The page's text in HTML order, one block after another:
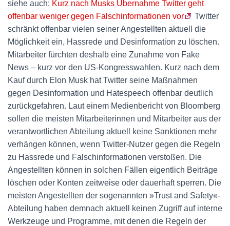
siehe auch: Kurz nach Musks Übernahme Twitter geht
offenbar weniger gegen Falschinformationen vor
Twitter
schränkt offenbar vielen seiner Angestellten aktuell die
Möglichkeit ein, Hassrede und Desinformation zu löschen.
Mitarbeiter fürchten deshalb eine Zunahme von Fake
News – kurz vor den US-Kongresswahlen. Kurz nach dem
Kauf durch Elon Musk hat Twitter seine Maßnahmen
gegen Desinformation und Hatespeech offenbar deutlich
zurückgefahren. Laut einem Medienbericht von Bloomberg
sollen die meisten Mitarbeiterinnen und Mitarbeiter aus der
verantwortlichen Abteilung aktuell keine Sanktionen mehr
verhängen können, wenn Twitter-Nutzer gegen die Regeln
zu Hassrede und Falschinformationen verstoßen. Die
Angestellten können in solchen Fällen eigentlich Beiträge
löschen oder Konten zeitweise oder dauerhaft sperren. Die
meisten Angestellten der sogenannten »Trust and Safety«-
Abteilung haben demnach aktuell keinen Zugriff auf interne
Werkzeuge und Programme, mit denen die Regeln der